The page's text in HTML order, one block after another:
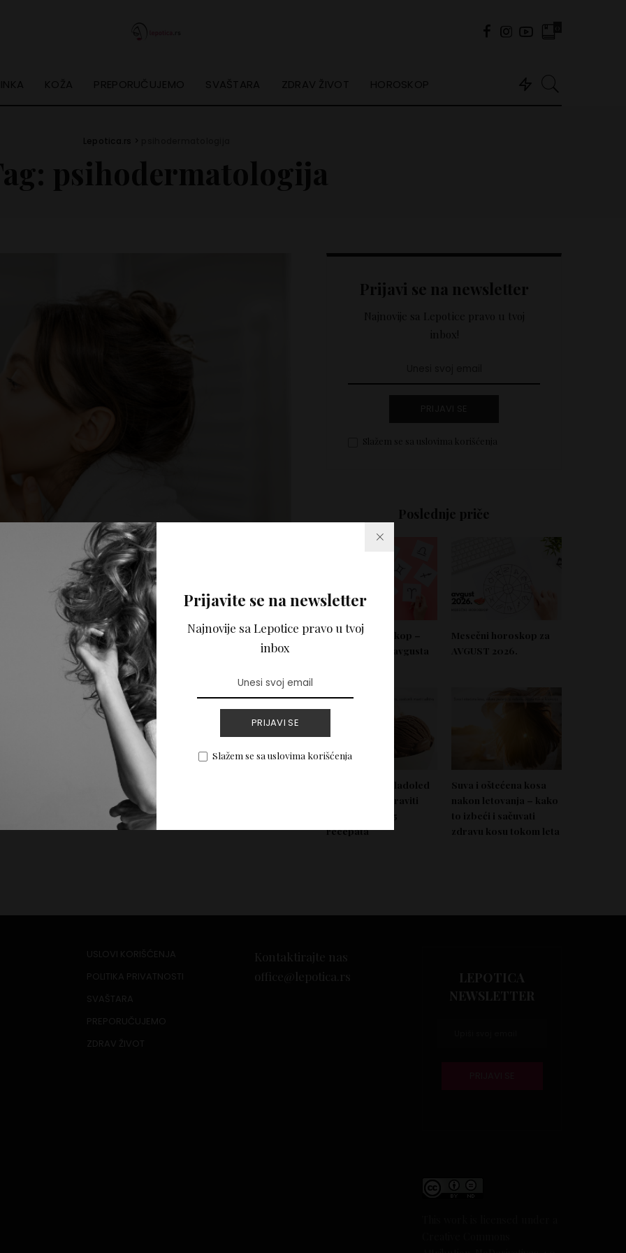
Prijavite se na newsletter
Najnovije sa Lepotice pravo u tvoj
inbox
PRIJAVI SE
Slažem se sa uslovima korišćenja
KOŽA PREPORUČUJEMO SVAŠTARA ZDRAV ŽIVOT HOROSKOP
Kako je naše
sa
Prijavi se na newsletter
Najnovije sa Lepotice pravo u tvoj
inbox!
Slažem se sa uslovima korišćenja
Poslednje priče
Nedeljni horoskop –
Od 03. do 09. avgusta
Mesečni horoskop za
AVGUST 2026.
Domać zdrav sladoled
koji možeš napraviti
bez aparata – 5
recepata
Suva i oštećena kosa
nakon letovanja – kako
to izbeći i sačuvati
zdravu kosu tokom leta
USLOVI KORIŠĆENJA
POLITIKA PRIVATNOSTI
SVAŠTARA
PREPORUČUJEMO
ZDRAV ŽIVOT
Kontaktirajte nas
office@lepotica.rs
LEPOTICA
NEWSLETTER